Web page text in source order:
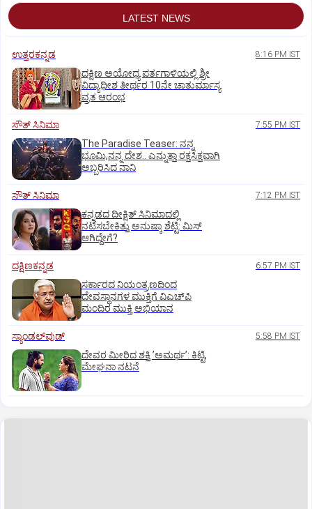
LATEST NEWS
ಉತ್ತರಕನ್ನಡ 8:16 PM IST
ದಕ್ಷಿಣ ಅಯೋಧ್ಯ ಪರ್ತಗಾಳಿಯಲ್ಲಿ ಶ್ರೀ
ವಿದ್ಯಾಧೀಶ ತೀರ್ಥರ 10ನೇ ಚಾತುರ್ಮಾಸ್ಯ
ವ್ರತ ಆರಂಭ
ಸೌತ್‌ ಸಿನಿಮಾ 7:55 PM IST
The Paradise Teaser: ನನ್ನ
ಭೂಮಿ,ನನ್ನ ದೇಶ.. ಎನ್ನುತ್ತಾ ರಕ್ತಸಿಕ್ತವಾಗಿ
ಅಬ್ಬರಿಸಿದ ನಾನಿ
ಸೌತ್‌ ಸಿನಿಮಾ 7:12 PM IST
ಕನ್ನಡದ ದೀಕ್ಷಿತ್‌ ಸಿನಿಮಾದಲ್ಲಿ
ನಟಿಸಬೇಕಿತ್ತು ಅನುಷ್ಕಾ ಶೆಟ್ಟಿ: ಮಿಸ್‌
ಆಗಿದ್ದೇಗೆ?
ದಕ್ಷಿಣಕನ್ನಡ 6:57 PM IST
ಸರ್ಕಾರದ ನಿಯಂತ್ರಣದಿಂದ
ದೇವಸ್ಥಾನಗಳ ಮುಕ್ತಿಗೆ ವಿಎಚ್‌ಪಿ
ಮಂದಿರ ಮುಕ್ತಿ ಅಭಿಯಾನ
ಸ್ಯಾಂಡಲ್‌ವುಡ್‌ 5:58 PM IST
ದೇವರ ಮೀರಿದ ಶಕ್ತಿ ʼಅಮರ್ಥʼ: ಕಿಟ್ಟಿ,
ಮೇಘನಾ ನಟನೆ